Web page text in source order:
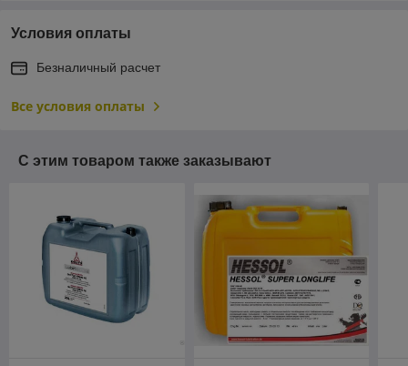
Условия оплаты
Безналичный расчет
Все условия оплаты
С этим товаром также заказывают